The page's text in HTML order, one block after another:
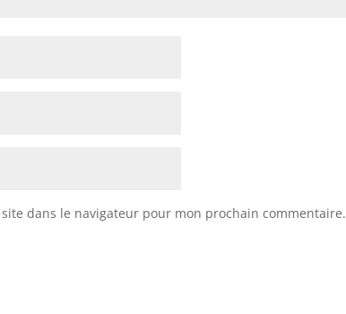
dans le navigateur pour mon prochain commentaire.